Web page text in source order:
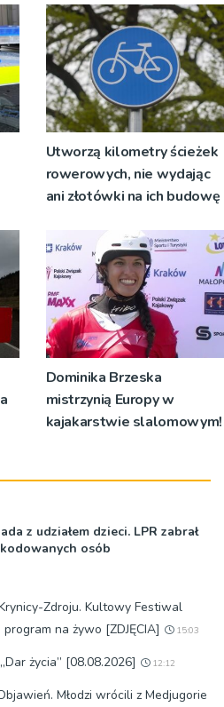
pokoleń
Utworzą kilometry ścieżek
rowerowych, nie wydając
ani złotówki na ich budowę
Dominika Brzeska
mistrzynią Europy w
kajakarstwie slalomowym!
z udziałem dzieci. LPR zabrał
osób
Zdroju. Kultowy Festiwal
na żywo [ZDJĘCIA]
15:03
życia” [08.08.2026] 12:12
Młodzi wrócili z Medjugorie